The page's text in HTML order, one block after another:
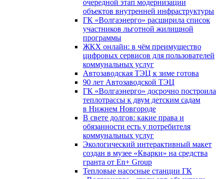
очередной этап модернизации
объектов внутренней инфраструктуры
ГК «Волгаэнерго» расширила список
участников льготной жилищной
программы
ЖКХ онлайн: в чём преимущество
цифровых сервисов для пользователей
коммунальных услуг
Автозаводская ТЭЦ к зиме готова
90 лет Автозаводской ТЭЦ
ГК «Волгаэнерго» досрочно построила
теплотрассы к двум детским садам
в Нижнем Новгороде
В свете долгов: какие права и
обязанности есть у потребителя
коммунальных услуг
Экологический интерактивный макет
создан в музее «Кварки» на средства
гранта от En+ Group
Тепловые насосные станции ГК